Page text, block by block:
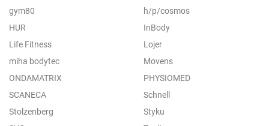
gym80
h/p/cosmos
HUR
InBody
Life Fitness
Lojer
miha bodytec
Movens
ONDAMATRIX
PHYSIOMED
SCANECA
Schnell
Stolzenberg
Styku